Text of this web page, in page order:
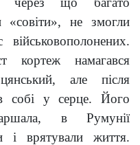
«совіти», не змогли
кортеж намагався
але після
собі у серце. Його
в Румунії
і врятували життя.